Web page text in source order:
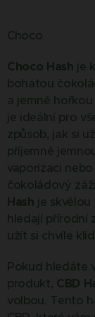
Choco
Choco Hash je
bohatou
a jemně
je ideální pro
způsob, jak si
příjemně
vaporizaci
čokoládový
Hash je
hledají přírodní
užít si chvíle
Pokud hledáte
produkt, CBD
volbou. Tento